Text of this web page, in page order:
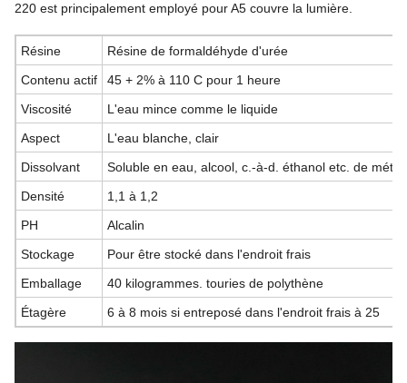
220 est principalement employé pour A5 couvre la lumière.
Résine
Résine de formaldéhyde d'urée
Contenu actif
45 + 2% à 110 C pour 1 heure
Viscosité
L'eau mince comme le liquide
Aspect
L'eau blanche, clair
Dissolvant
Soluble en eau, alcool, c.-à-d. éthanol etc. de
Densité
1,1 à 1,2
PH
Alcalin
Stockage
Pour être stocké dans l'endroit frais
Emballage
40 kilogrammes. touries de polythène
Étagère
6 à 8 mois si entreposé dans l'endroit frais à 25